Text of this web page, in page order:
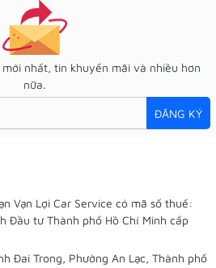
nhất, tin khuyến mãi và nhiều hơn
nữa.
ĐĂNG KÝ
Vạn Lợi Car Service có mã số thuế:
Đầu tư Thành phố Hồ Chí Minh cấp
Đai Trong, Phường An Lạc, Thành phố